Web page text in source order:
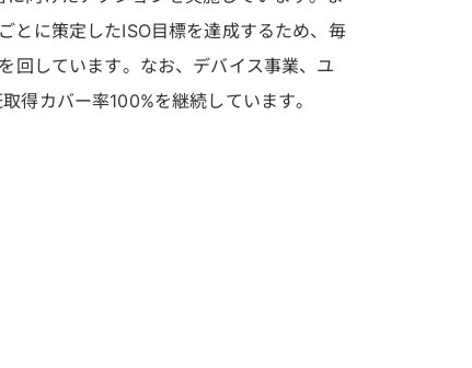
とに策定したISO目標を達成するため、毎
回しています。なお、デバイス事業、ユ
得カバー率100%を継続しています。